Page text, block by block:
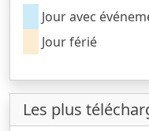
Jour avec
Jour férié
Les plus